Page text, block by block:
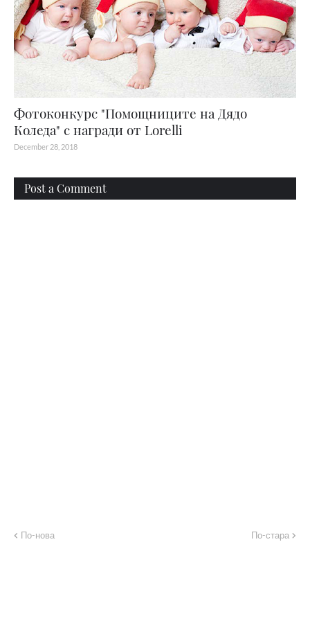
Фотоконкурс "Помощниците на Дядо
Коледа" с награди от Lorelli
December 28, 2018
Post a Comment
По-нова По-стара